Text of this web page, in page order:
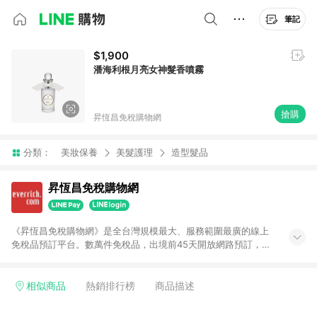
筆記
$1,900
潘海利根月亮女神髮香噴霧
昇恆昌免稅購物網 搶購
分類： 美妝保養 美髮護理 造型髮品
昇恆昌免稅購物網
《昇恆昌免稅購物網》是全台灣規模最大、服務範圍最廣的線上
免稅品預訂平台。數萬件免稅品，出境前45天開放網路預訂，出
或部分商品退貨，即不具返點資格。
相似商品 熱銷排行榜 商品描述